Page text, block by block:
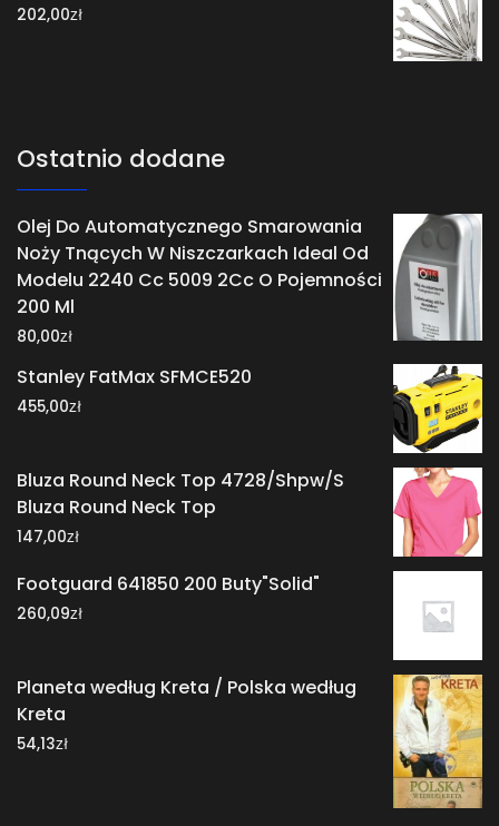
202,00zł
Ostatnio dodane
Olej Do Automatycznego Smarowania
Noży Tnących W Niszczarkach Ideal Od
Modelu 2240 Cc 5009 2Cc O Pojemności
200 Ml
80,00zł
Stanley FatMax SFMCE520
455,00zł
Bluza Round Neck Top 4728/Shpw/S
Bluza Round Neck Top
147,00zł
Footguard 641850 200 Buty"Solid"
260,09zł
Planeta według Kreta / Polska według
Kreta
54,13zł